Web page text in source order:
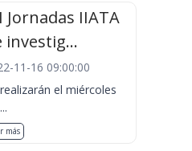
Jornadas IIATA
investig...
11-16 09:00:00
el miércoles
más